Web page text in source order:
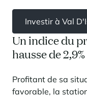
Investir à Val
Un indice du
hausse de 2,9%
Profitant de sa
favorable, la